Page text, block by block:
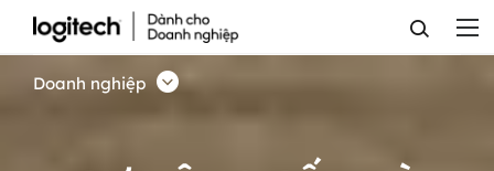
BỘ
ĐÔI
Doanh nghiệp